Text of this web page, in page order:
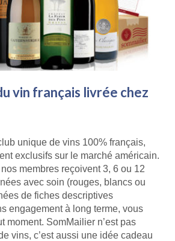
vin français livrée chez
unique de vins 100% français,
exclusifs sur le marché américain.
membres reçoivent 3, 6 ou 12
avec soin (rouges, blancs ou
de fiches descriptives
engagement à long terme, vous
moment. SomMailier n’est pas
vins, c’est aussi une idée cadeau